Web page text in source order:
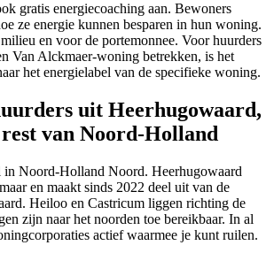
gratis energiecoaching aan. Bewoners
ze energie kunnen besparen in hun woning.
en voor de portemonnee. Voor huurders
Van Alckmaer-woning betrekken, is het
het energielabel van de specifieke woning.
uit Heerhugowaard,
van Noord-Holland
in Noord-Holland Noord. Heerhugowaard
en maakt sinds 2022 deel uit van de
Heiloo en Castricum liggen richting de
zijn naar het noorden toe bereikbaar. In al
actief waarmee je kunt ruilen.